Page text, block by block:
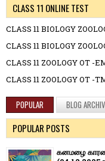
CLASS 11 ONLINE TEST
CLASS 11 BIOLOGY
CLASS 11 BIOLOGY
CLASS 11 ZOOLOGY OT -
CLASS 11 ZOOLOGY OT -
POPULAR BLOG
POPULAR POSTS
கனமழை